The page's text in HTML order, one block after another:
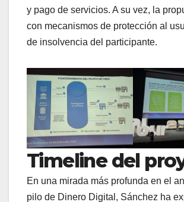
y pago de servicios. A su vez, la
con mecanismos de protección al
de insolvencia del participante.
Timeline del
En una mirada más profunda en el
pilo de Dinero Digital, Sánchez ha